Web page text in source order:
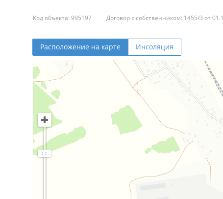
Код объекта: 995197 Договор с собственником: 1455/3 от
Расположение на карте Инсоляция